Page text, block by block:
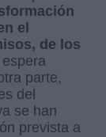
el
de los
parte,
del
se han
prevista a